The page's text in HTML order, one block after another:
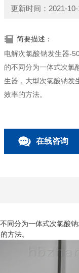
更新时间：2021-
简要描述：
电解次氯酸钠发生器-
的不同分为一体式次氯
生器，大型次氯酸钠发
效率的方法。
在线咨询
同分为一体式次氯酸
方法。